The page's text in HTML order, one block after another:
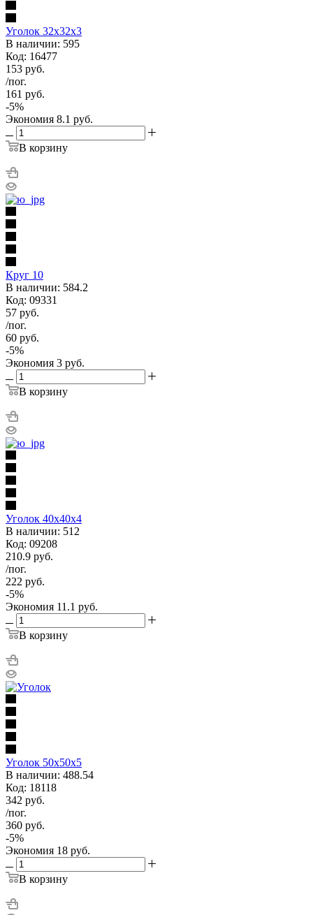
Уголок 32х32х3
В наличии: 595
Код: 16477
153 руб.
/пог.
161 руб.
-5%
Экономия 8.1 руб.
В корзину
Круг 10
В наличии: 584.2
Код: 09331
57 руб.
/пог.
60 руб.
-5%
Экономия 3 руб.
В корзину
Уголок 40х40х4
В наличии: 512
Код: 09208
210.9 руб.
/пог.
222 руб.
-5%
Экономия 11.1 руб.
В корзину
Уголок 50х50х5
В наличии: 488.54
Код: 18118
342 руб.
/пог.
360 руб.
-5%
Экономия 18 руб.
В корзину